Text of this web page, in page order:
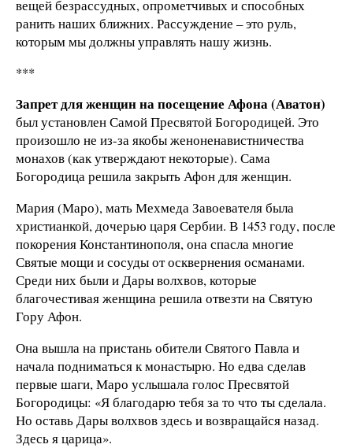
вещей безрассудных, опрометчивых и способных
ранить наших ближних. Рассуждение – это руль,
которым мы должны управлять нашу жизнь.
***
Запрет для женщин на посещение Афона (Аватон)
был установлен Самой Пресвятой Богородицей. Это
произошло не из-за якобы женоненавистничества
монахов (как утверждают некоторые). Сама
Богородица решила закрыть Афон для женщин.
Мария (Маро), мать Мехмеда Завоевателя была
христианкой, дочерью царя Сербии. В 1453 году, после
покорения Константинополя, она спасла многие
Святые мощи и сосуды от осквернения османами.
Среди них были и Дары волхвов, которые
благочестивая женщина решила отвезти на Святую
Гору Афон.
Она вышла на пристань обители Святого Павла и
начала подниматься к монастырю. Но едва сделав
первые шаги, Маро услышала голос Пресвятой
Богородицы: «Я благодарю тебя за то что ты сделала.
Но оставь Дары волхвов здесь и возвращайся назад.
Здесь я царица».